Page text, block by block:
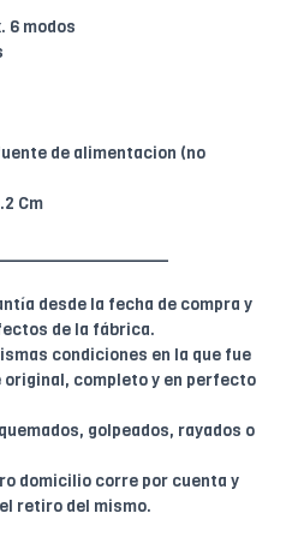
6 modos
de alimentacion (no
Cm
desde la fecha de compra y
de la fábrica.
condiciones en la que fue
original, completo y en perfecto
golpeados, rayados o
domicilio corre por cuenta y
retiro del mismo.